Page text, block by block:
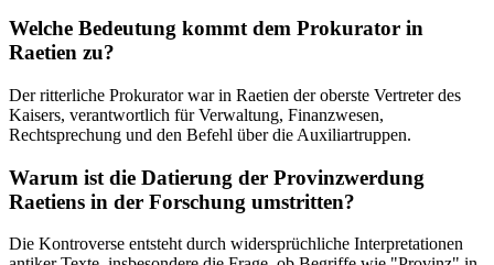
Welche Bedeutung kommt dem Prokurator in
Raetien zu?
Der ritterliche Prokurator war in Raetien der oberste Vertreter des
Kaisers, verantwortlich für Verwaltung, Finanzwesen,
Rechtsprechung und den Befehl über die Auxiliartruppen.
Warum ist die Datierung der Provinzwerdung
Raetiens in der Forschung umstritten?
Die Kontroverse entsteht durch widersprüchliche Interpretationen